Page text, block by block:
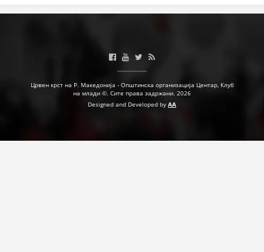
Црвен крст на Р. Македонија - Општинска организација Центар, Клуб
на млади ©. Сите права задржани. 2026
Designed and Developed by AA